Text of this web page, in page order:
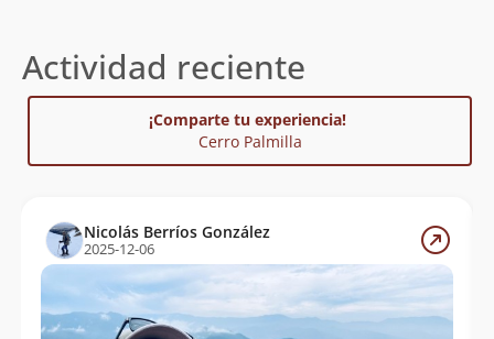
Actividad reciente
¡Comparte tu experiencia!
Cerro Palmilla
Nicolás Berríos González
2025-12-06